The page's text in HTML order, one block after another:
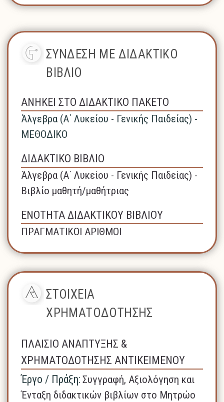
ΣΥΝΔΕΣΗ ΜΕ ΔΙΔΑΚΤΙΚΟ
ΒΙΒΛΙΟ
ΑΝΗΚΕΙ ΣΤΟ ΔΙΔΑΚΤΙΚΟ ΠΑΚΕΤΟ
Άλγεβρα (A΄ Λυκείου - Γενικής Παιδείας) -
ΜΕΘΟΔΙΚΟ
ΔΙΔΑΚΤΙΚΟ ΒΙΒΛΙΟ
Άλγεβρα (A΄ Λυκείου - Γενικής Παιδείας) -
Βιβλίο μαθητή/μαθήτριας
ΕΝΟΤΗΤΑ ΔΙΔΑΚΤΙΚΟΥ ΒΙΒΛΙΟΥ
ΠΡΑΓΜΑΤΙΚΟΙ ΑΡΙΘΜΟΙ
ΣΤΟΙΧΕΙΑ
ΧΡΗΜΑΤΟΔΟΤΗΣΗΣ
ΠΛΑΙΣΙΟ ΑΝΑΠΤΥΞΗΣ &
ΧΡΗΜΑΤΟΔΟΤΗΣΗΣ ΑΝΤΙΚΕΙΜΕΝΟΥ
Έργο / Πράξη: Συγγραφή, Αξιολόγηση και
Ένταξη διδακτικών βιβλίων στο Μητρώο